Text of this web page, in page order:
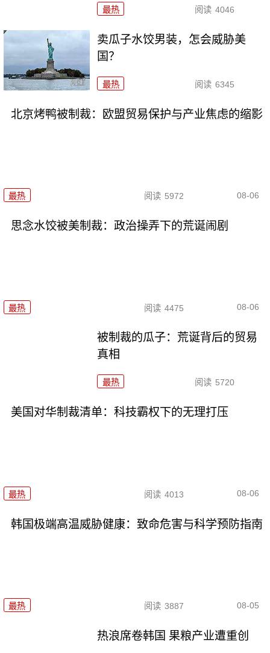
最热 阅读 4046
卖瓜子水饺男装，怎会威胁美
国？
最热 阅读 6345
北京烤鸭被制裁：欧盟贸易保护与产业焦虑的缩影
最热 阅读 5972 08-06
思念水饺被美制裁：政治操弄下的荒诞闹剧
最热 阅读 4475 08-06
被制裁的瓜子：荒诞背后的贸易
真相
最热 阅读 5720
美国对华制裁清单：科技霸权下的无理打压
最热 阅读 4013 08-06
韩国极端高温威胁健康：致命危害与科学预防指南
最热 阅读 3887 08-05
热浪席卷韩国 果粮产业遭重创